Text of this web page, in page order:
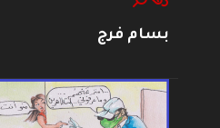
بسام فرج